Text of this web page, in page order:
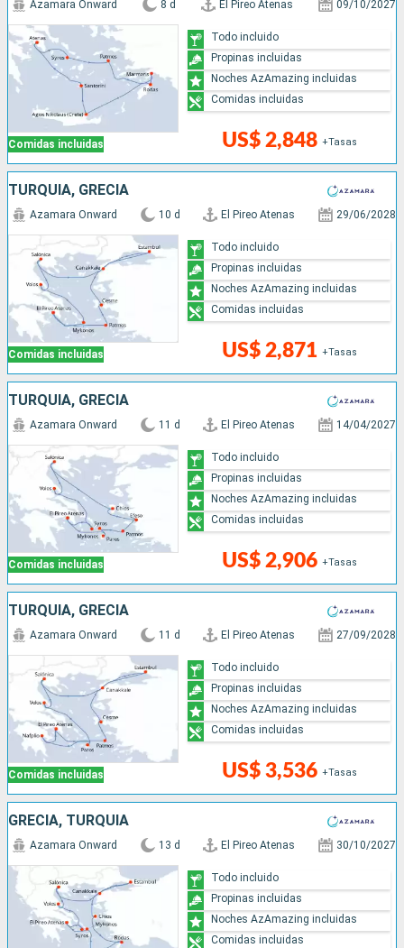
Comidas incluidas
Azamara Onward 8 d El Pireo Atenas 09/10/2027
US$ 2,848 +Tasas
Todo incluido
Propinas incluidas
Noches AzAmazing incluidas
Comidas incluidas
TURQUÍA, GRECIA
Comidas incluidas
Azamara Onward 10 d El Pireo Atenas 29/06/2028
US$ 2,871 +Tasas
Todo incluido
Propinas incluidas
Noches AzAmazing incluidas
Comidas incluidas
TURQUÍA, GRECIA
Comidas incluidas
Azamara Onward 11 d El Pireo Atenas 14/04/2027
US$ 2,906 +Tasas
Todo incluido
Propinas incluidas
Noches AzAmazing incluidas
Comidas incluidas
TURQUÍA, GRECIA
Comidas incluidas
Azamara Onward 11 d El Pireo Atenas 27/09/2028
US$ 3,536 +Tasas
Todo incluido
Propinas incluidas
Noches AzAmazing incluidas
Comidas incluidas
GRECIA, TURQUÍA
Azamara Onward 13 d El Pireo Atenas 30/10/2027
Todo incluido
Propinas incluidas
Noches AzAmazing incluidas
Comidas incluidas